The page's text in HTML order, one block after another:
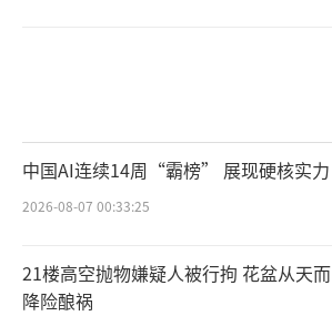
中国AI连续14周“霸榜” 展现硬核实力
2026-08-07 00:33:25
21楼高空抛物嫌疑人被行拘 花盆从天而
降险酿祸